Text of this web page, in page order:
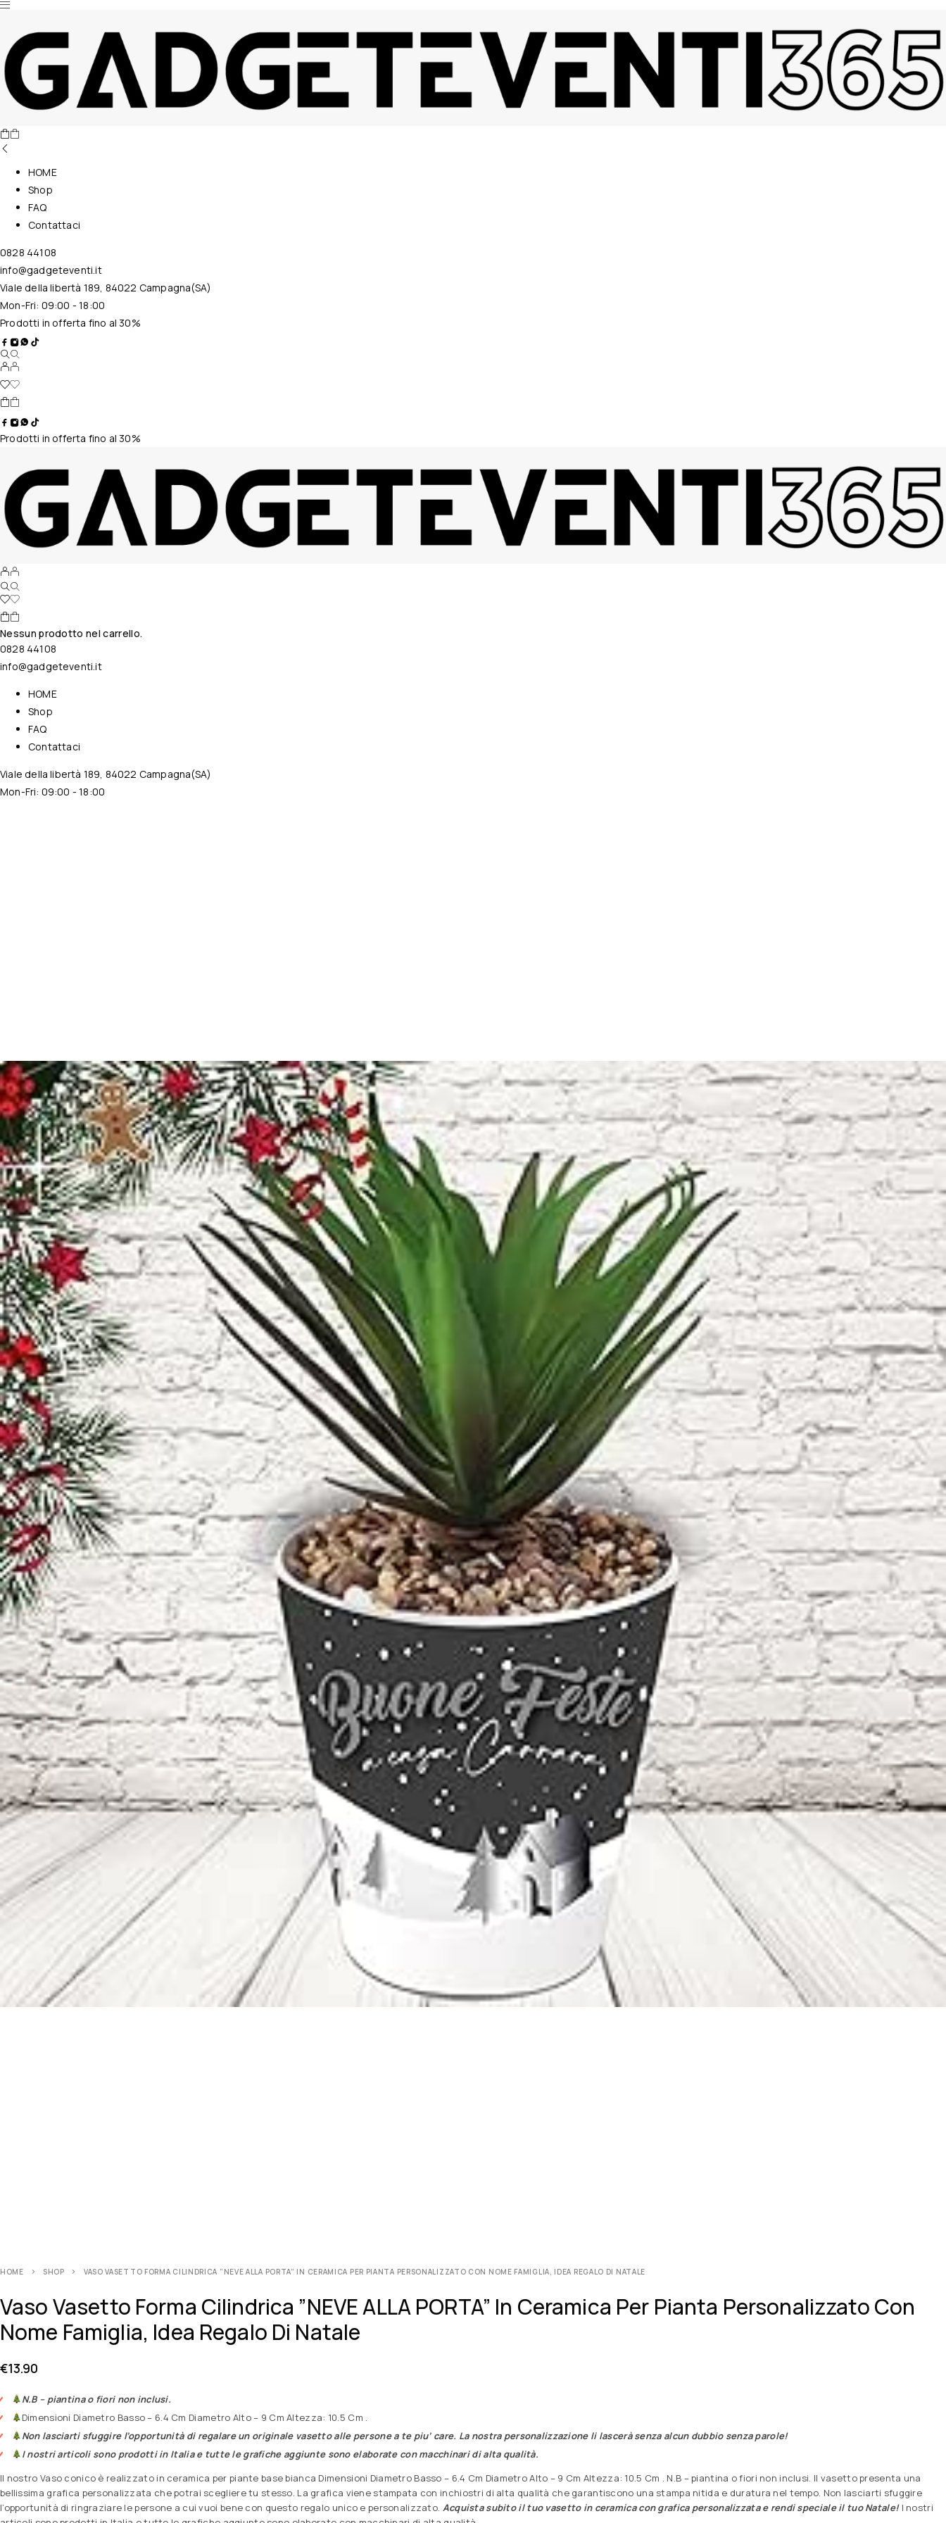
Nessun prodotto nel carrello.
HOME
Shop
FAQ
Contattaci
0828 44108
info@gadgeteventi.it
Viale della libertà 189, 84022 Campagna(SA)
Mon-Fri: 09:00 - 18:00
Prodotti in offerta fino al 30%
Prodotti in offerta fino al 30%
Nessun prodotto nel carrello.
0828 44108
info@gadgeteventi.it
HOME
Shop
FAQ
Contattaci
Viale della libertà 189, 84022 Campagna(SA)
Mon-Fri: 09:00 - 18:00
HOME SHOP VASO VASETTO FORMA CILINDRICA ”NEVE ALLA PORTA” IN CERAMICA PER PIANTA PERSONALIZZATO CON NOME FAMIGLIA, IDEA REGALO DI NATALE
Vaso Vasetto Forma Cilindrica ”NEVE ALLA PORTA” In Ceramica Per Pianta Personalizzato Con
Nome Famiglia, Idea Regalo Di Natale
€13.90
N.B – piantina o fiori non inclusi.
Dimensioni Diametro Basso – 6.4 Cm Diametro Alto – 9 Cm Altezza: 10.5 Cm .
Non lasciarti sfuggire l’opportunità di regalare un originale vasetto alle persone a te piu’ care. La nostra personalizzazione li lascerà senza alcun dubbio senza parole!
I nostri articoli sono prodotti in Italia e tutte le grafiche aggiunte sono elaborate con macchinari di alta qualità.
Il nostro Vaso conico è realizzato in ceramica per piante base bianca Dimensioni Diametro Basso – 6.4 Cm Diametro Alto – 9 Cm Altezza: 10.5 Cm . N.B – piantina o fiori non inclusi. Il vasetto presenta una
bellissima grafica personalizzata che potrai scegliere tu stesso. La grafica viene stampata con inchiostri di alta qualità che garantiscono una stampa nitida e duratura nel tempo. Non lasciarti sfuggire
l’opportunità di ringraziare le persone a cui vuoi bene con questo regalo unico e personalizzato. Acquista subito il tuo vasetto in ceramica con grafica personalizzata e rendi speciale il tuo Natale! I nostri